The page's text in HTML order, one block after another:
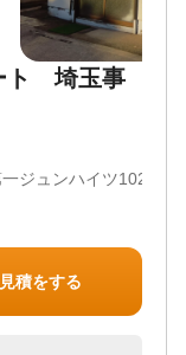
ト 埼玉事
ジュンハイツ102号室
積をする